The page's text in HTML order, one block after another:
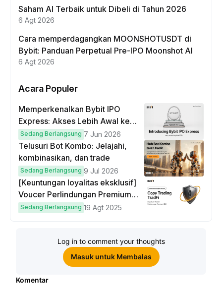
Saham AI Terbaik untuk Dibeli di Tahun 2026
6 Agt 2026
Cara memperdagangkan MOONSHOTUSDT di
Bybit: Panduan Perpetual Pre-IPO Moonshot AI
6 Agt 2026
Acara Populer
Memperkenalkan Bybit IPO
Express: Akses Lebih Awal ke
IPO Global!
Sedang Berlangsung 7 Jun 2026
Telusuri Bot Kombo: Jelajahi,
kombinasikan, dan trade
Sedang Berlangsung 9 Jul 2026
[Keuntungan loyalitas eksklusif]
Voucer Perlindungan Premium
hingga $50
Sedang Berlangsung 19 Agt 2025
Log in to comment your thoughts
Masuk untuk Membalas
Komentar